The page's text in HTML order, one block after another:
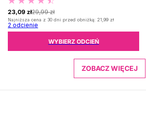
29,99 zł
23,09 zł
Najniższa cena z 30 dni przed obniżką: 21,99 zł
2 odcienie
WYBIERZ ODCIEŃ
ZOBACZ WIĘCEJ